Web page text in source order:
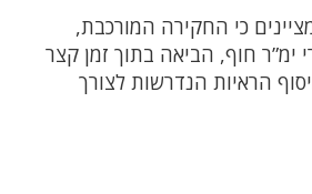
כי החקירה המורכבת,
ימ”ר חוף, הביאה בתוך זמן קצר
הראיות הנדרשות לצורך